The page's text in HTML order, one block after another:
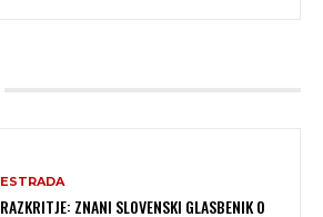
ESTRADA
RAZKRITJE: ZNANI SLOVENSKI GLASBENIK O